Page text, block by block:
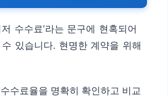
수수료’라는 문구에 현혹되어
있습니다. 현명한 계약을 위해
수료율을 명확히 확인하고 비교